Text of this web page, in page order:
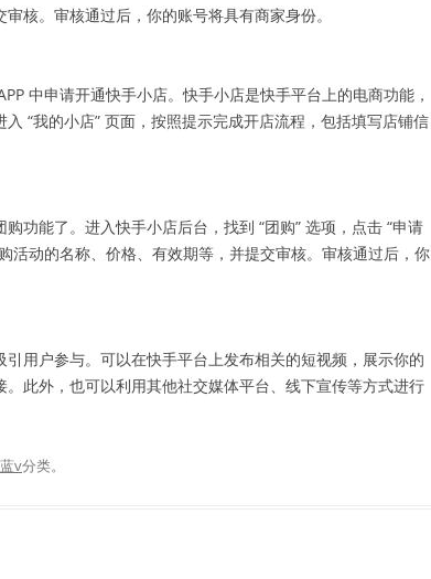
核。审核通过后，你的账号将具有商家身份。
中申请开通快手小店。快手小店是快手平台上的电商功能，
“我的小店” 页面，按照提示完成开店流程，包括填写店铺信
功能了。进入快手小店后台，找到 “团购” 选项，点击 “申请
活动的名称、价格、有效期等，并提交审核。审核通过后，你
用户参与。可以在快手平台上发布相关的短视频，展示你的
此外，也可以利用其他社交媒体平台、线下宣传等方式进行
v分类。